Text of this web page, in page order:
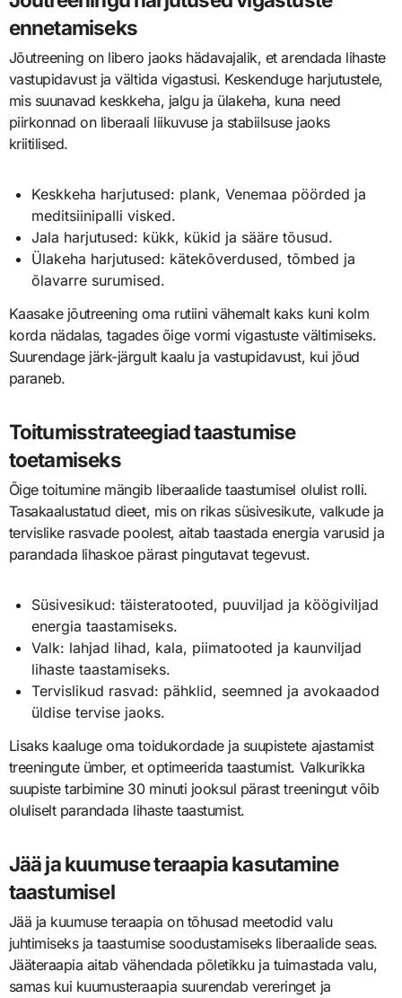
ennetamiseks
Jõutreening on libero jaoks hädavajalik, et arendada lihaste
vastupidavust ja vältida vigastusi. Keskenduge harjutustele,
mis suunavad keskkeha, jalgu ja ülakeha, kuna need
piirkonnad on liberaali liikuvuse ja stabiilsuse jaoks
kriitilised.
Keskkeha harjutused: plank, Venemaa pöörded ja
meditsiinipalli visked.
Jala harjutused: kükk, kükid ja sääre tõusud.
Ülakeha harjutused: kätekõverdused, tõmbed ja
õlavarre surumised.
Kaasake jõutreening oma rutiini vähemalt kaks kuni kolm
korda nädalas, tagades õige vormi vigastuste vältimiseks.
Suurendage järk-järgult kaalu ja vastupidavust, kui jõud
paraneb.
Toitumisstrateegiad taastumise
toetamiseks
Õige toitumine mängib liberaalide taastumisel olulist rolli.
Tasakaalustatud dieet, mis on rikas süsivesikute, valkude ja
tervislike rasvade poolest, aitab taastada energia varusid ja
parandada lihaskoe pärast pingutavat tegevust.
Süsivesikud: täisteratooted, puuviljad ja köögiviljad
energia taastamiseks.
Valk: lahjad lihad, kala, piimatooted ja kaunviljad
lihaste taastamiseks.
Tervislikud rasvad: pähklid, seemned ja avokaadod
üldise tervise jaoks.
Lisaks kaaluge oma toidukordade ja suupistete ajastamist
treeningute ümber, et optimeerida taastumist. Valkurikka
suupiste tarbimine 30 minuti jooksul pärast treeningut võib
oluliselt parandada lihaste taastumist.
Jää ja kuumuse teraapia kasutamine
taastumisel
Jää ja kuumuse teraapia on tõhusad meetodid valu
juhtimiseks ja taastumise soodustamiseks liberaalide seas.
Jääteraapia aitab vähendada põletikku ja tuimastada valu,
samas kui kuumusteraapia suurendab vereringet ja